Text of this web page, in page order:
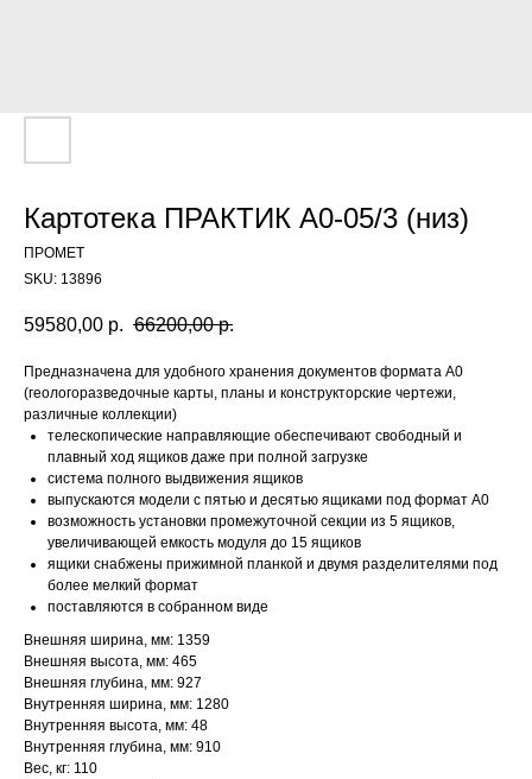
Картотека ПРАКТИК A0-05/3 (низ)
ПРОМЕТ
SKU: 13896
59580,00 р. 66200,00 р.
Предназначена для удобного хранения документов формата А0
(геологоразведочные карты, планы и конструкторские чертежи,
различные коллекции)
телескопические направляющие обеспечивают свободный и
плавный ход ящиков даже при полной загрузке
система полного выдвижения ящиков
выпускаются модели с пятью и десятью ящиками под формат А0
возможность установки промежуточной секции из 5 ящиков,
увеличивающей емкость модуля до 15 ящиков
ящики снабжены прижимной планкой и двумя разделителями под
более мелкий формат
поставляются в собранном виде
Внешняя ширина, мм: 1359
Внешняя высота, мм: 465
Внешняя глубина, мм: 927
Внутренняя ширина, мм: 1280
Внутренняя высота, мм: 48
Внутренняя глубина, мм: 910
Вес, кг: 110